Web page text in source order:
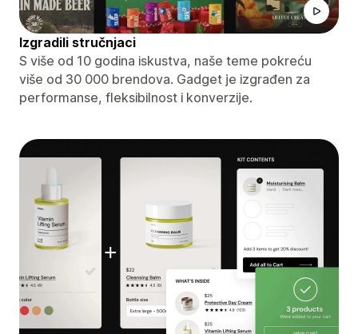
Izgradili stručnjaci
S više od 10 godina iskustva, naše teme pokreću
više od 30 000 brendova. Gadget je izgrađen za
performanse, fleksibilnost i konverzije.